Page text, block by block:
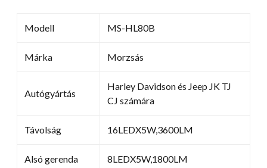
Modell MS-HL80B
Márka Morzsás
Autógyártás
Harley Davidson és Jeep JK TJ
CJ számára
Távolság 16LEDX5W,3600LM
Alsó gerenda 8LEDX5W,1800LM